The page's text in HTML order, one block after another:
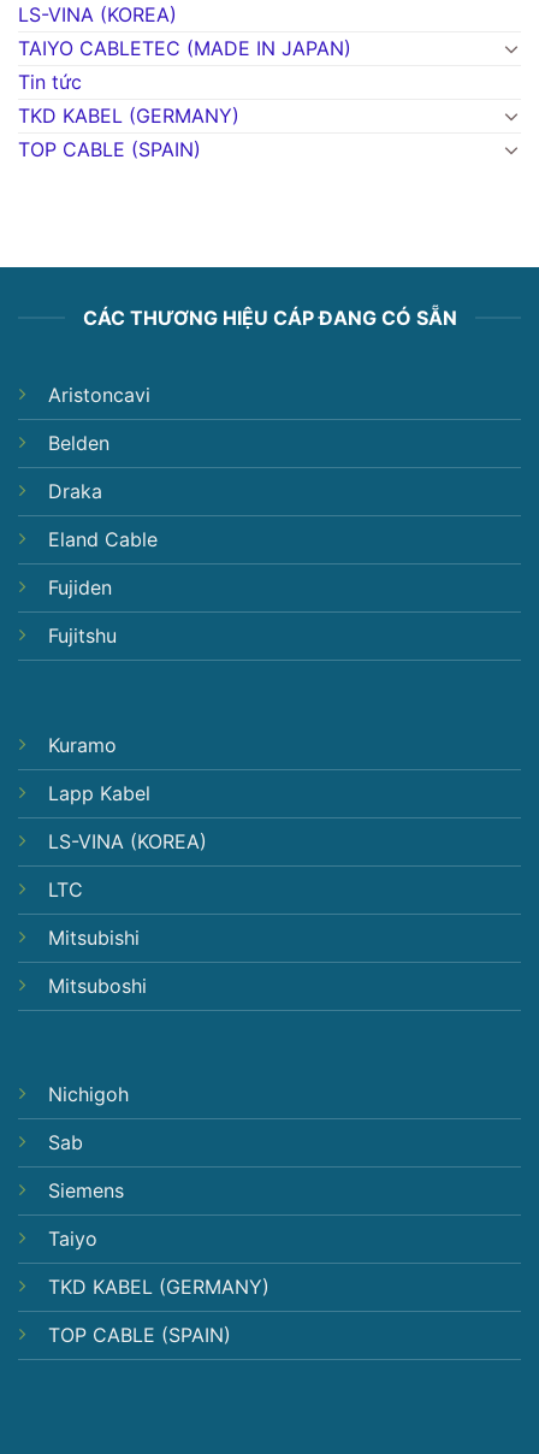
LS-VINA (KOREA)
TAIYO CABLETEC (MADE IN JAPAN)
Tin tức
TKD KABEL (GERMANY)
TOP CABLE (SPAIN)
CÁC THƯƠNG HIỆU CÁP ĐANG CÓ SẴN
Aristoncavi
Belden
Draka
Eland Cable
Fujiden
Fujitshu
Kuramo
Lapp Kabel
LS-VINA (KOREA)
LTC
Mitsubishi
Mitsuboshi
Nichigoh
Sab
Siemens
Taiyo
TKD KABEL (GERMANY)
TOP CABLE (SPAIN)